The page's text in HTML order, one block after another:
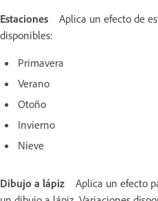
Estaciones
Aplica un efecto de
disponibles:
Primavera
Verano
Otoño
Invierno
Nieve
Dibujo a lápiz
Aplica un efecto